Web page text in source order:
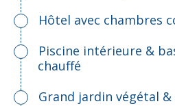
Hôtel avec chambres
Piscine intérieure &
chauffé
Grand jardin végétal